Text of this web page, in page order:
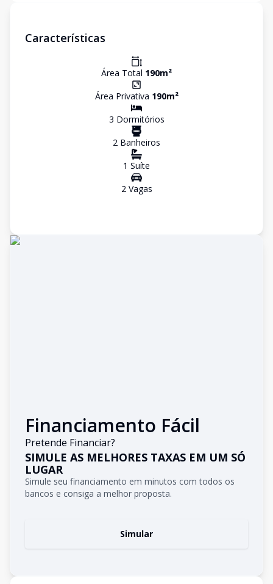
Características
Área Total 190m²
Área Privativa 190m²
3 Dormitórios
2 Banheiros
1 Suíte
2Vagas
Financiamento Fácil
Pretende Financiar?
SIMULE AS MELHORES TAXAS EM UM SÓ
LUGAR
Simule seu financiamento em minutos com todos os
bancos e consiga a melhor proposta.
Simular